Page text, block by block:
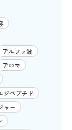
アルファ波
アロマ
ジペプチド
ャー